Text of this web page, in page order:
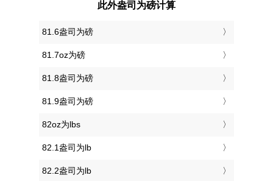
此外盎司为磅计算
81.6盎司为磅
81.7oz为磅
81.8盎司为磅
81.9盎司为磅
82oz为lbs
82.1盎司为lb
82.2盎司为lb